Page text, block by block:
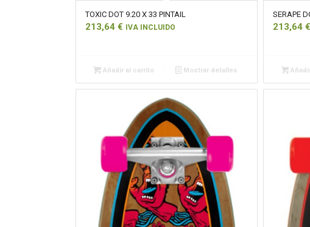
TOXIC DOT 9.20 X 33 PINTAIL
213,64 € IVA INCLUIDO
Añadir al carrito Mostrar detalles
SERAPE
213,64€